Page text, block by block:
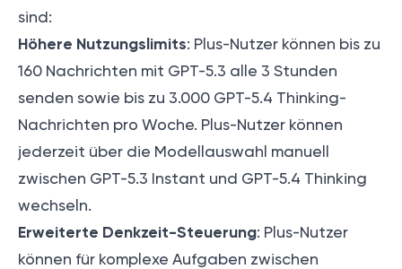
sind:
Höhere Nutzungslimits: Plus-Nutzer können bis zu
160 Nachrichten mit GPT-5.3 alle 3 Stunden
senden sowie bis zu 3.000 GPT-5.4 Thinking-
Nachrichten pro Woche. Plus-Nutzer können
jederzeit über die Modellauswahl manuell
zwischen GPT-5.3 Instant und GPT-5.4 Thinking
wechseln.
Erweiterte Denkzeit-Steuerung: Plus-Nutzer
können für komplexe Aufgaben zwischen